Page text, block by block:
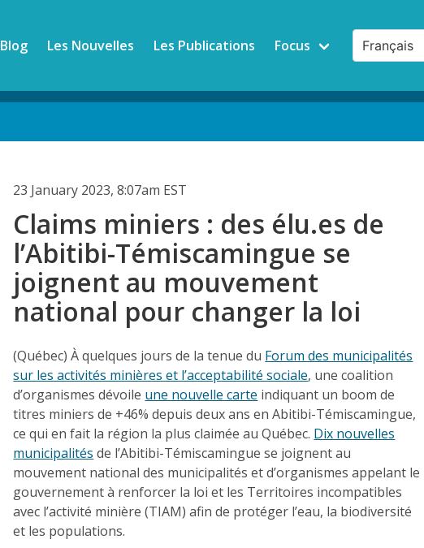
Blog Les Nouvelles Les Publications Focus
23 January 2023, 8:07am EST
Claims miniers : des élu.es de
l’Abitibi-Témiscamingue se
joignent au mouvement
national pour changer la loi
(Québec) À quelques jours de la tenue du Forum des municipalités
sur les activités minières et l’acceptabilité sociale, une coalition
d’organismes dévoile une nouvelle carte indiquant un boom de
titres miniers de +46% depuis deux ans en Abitibi-Témiscamingue,
ce qui en fait la région la plus claimée au Québec. Dix nouvelles
municipalités de l’Abitibi-Témiscamingue se joignent au
mouvement national des municipalités et d’organismes appelant le
gouvernement à renforcer la loi et les Territoires incompatibles
avec l’activité minière (TIAM) afin de protéger l’eau, la biodiversité
et les populations.